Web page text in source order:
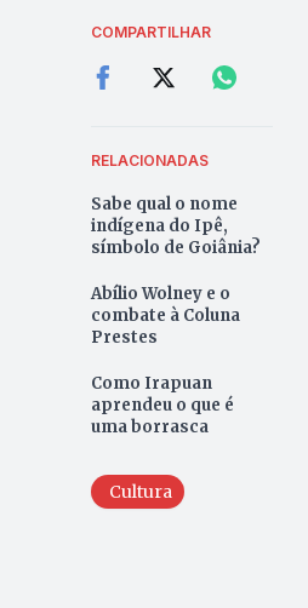
COMPARTILHAR
RELACIONADAS
Sabe qual o nome
indígena do Ipê,
símbolo de Goiânia?
Abílio Wolney e o
combate à Coluna
Prestes
Como Irapuan
aprendeu o que é
uma borrasca
Cultura